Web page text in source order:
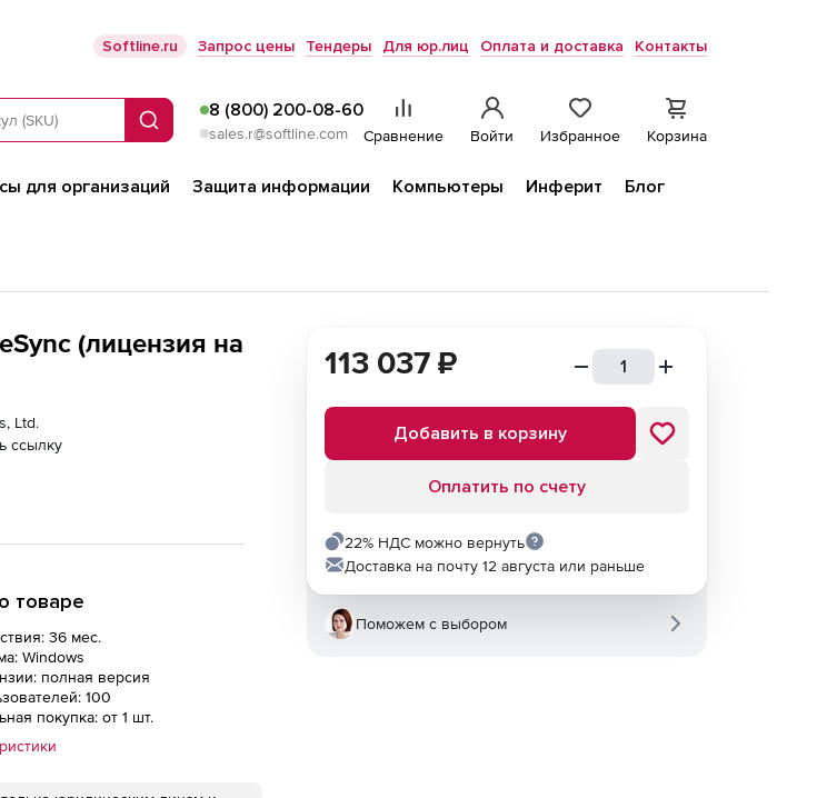
Softline.ru Запрос цены Тендеры Для юр.лиц Оплата и доставка Контакты
Поиск
8 (800) 200-08-60
sales.r@softline.com Сравнение Войти Избранное Корзина
для организаций Защита информации Компьютеры Инферит
Блог
(лицензия на
Ltd.
ссылку
товаре
36 мес.
Windows
полная версия
100
покупка: от 1 шт.
113 037 ₽
Добавить в корзину
Оплатить по счету
22% НДС можно вернуть
Доставка на почту 12 августа или раньше
Поможем с выбором